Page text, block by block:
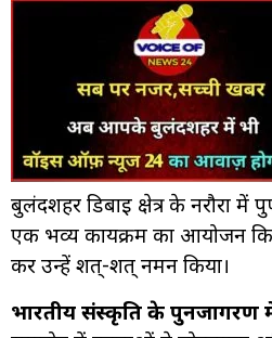
बुलंदशहर डिबाई क्षेत्र के नरौरा
एक भव्य कार्यक्रम का आयोजन
कर उन्हें शत्-शत् नमन किया।
भारतीय संस्कृति के पुनर्जागरण